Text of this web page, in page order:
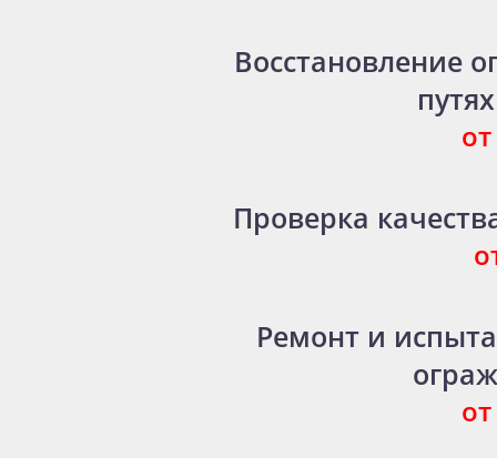
Восстановление
Проверка
Ремонт и